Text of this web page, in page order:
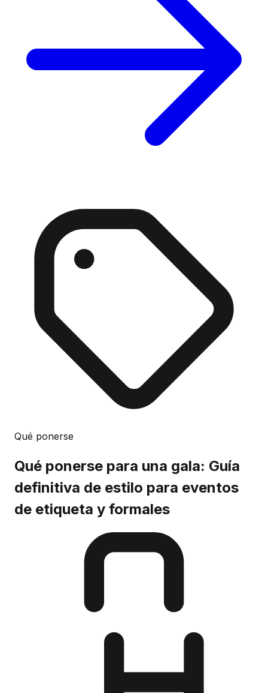
Qué ponerse
Qué ponerse para una gala: Guía
definitiva de estilo para eventos
de etiqueta y formales